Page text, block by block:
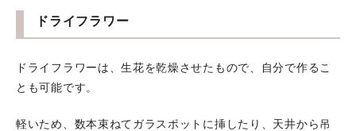
ドライフラワー
ドライフラワーは、生花を乾燥させたもので、自分で作るこ
とも可能です。
軽いため、数本束ねてガラスポットに挿したり、天井から吊